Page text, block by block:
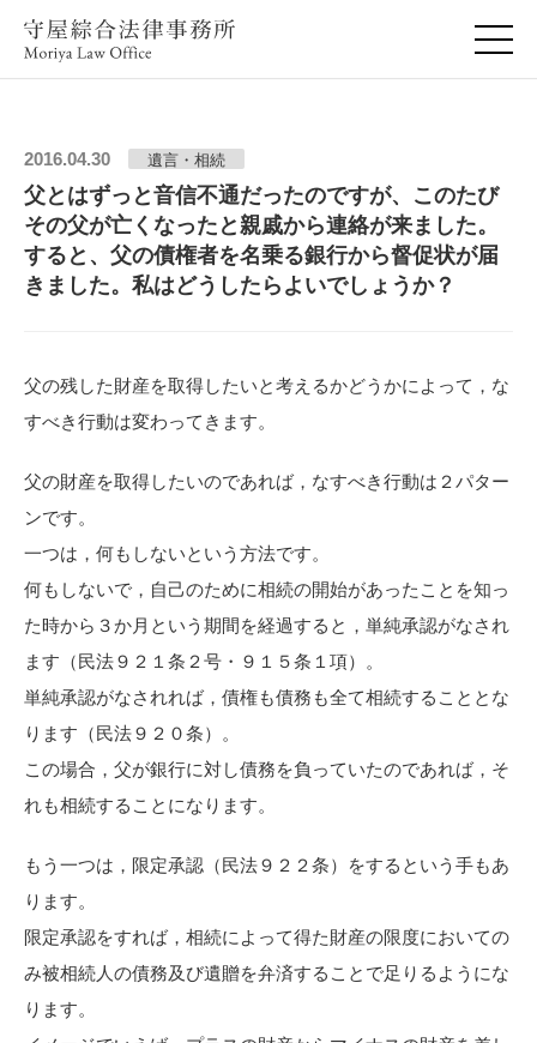
2016.04.30 遺言・相続
父とはずっと音信不通だったのですが、このたび
その父が亡くなったと親戚から連絡が来ました。
すると、父の債権者を名乗る銀行から督促状が届
きました。私はどうしたらよいでしょうか？
父の残した財産を取得したいと考えるかどうかによって，な
すべき行動は変わってきます。
父の財産を取得したいのであれば，なすべき行動は２パター
ンです。
一つは，何もしないという方法です。
何もしないで，自己のために相続の開始があったことを知っ
た時から３か月という期間を経過すると，単純承認がなされ
ます（民法９２１条２号・９１５条１項）。
単純承認がなされれば，債権も債務も全て相続することとな
ります（民法９２０条）。
この場合，父が銀行に対し債務を負っていたのであれば，そ
れも相続することになります。
もう一つは，限定承認（民法９２２条）をするという手もあ
ります。
限定承認をすれば，相続によって得た財産の限度においての
み被相続人の債務及び遺贈を弁済することで足りるようにな
ります。